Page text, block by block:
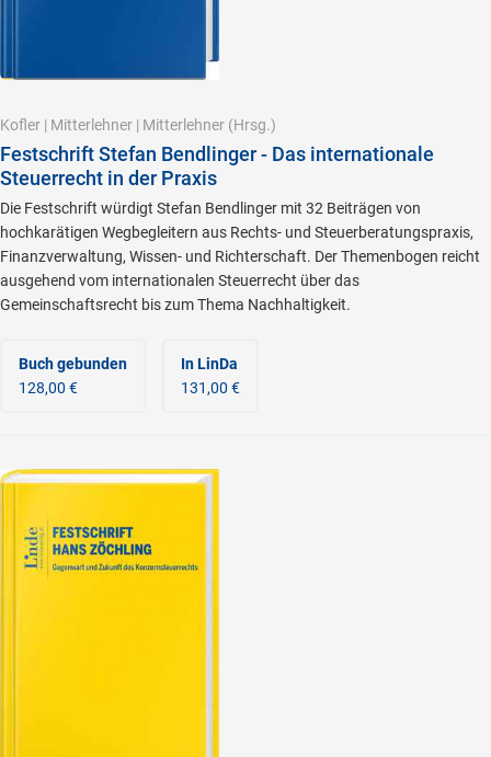
Kofler | Mitterlehner | Mitterlehner (Hrsg.)
Festschrift Stefan Bendlinger - Das internationale
Steuerrecht in der Praxis
Die Festschrift würdigt Stefan Bendlinger mit 32 Beiträgen von
hochkarätigen Wegbegleitern aus Rechts- und Steuerberatungspraxis,
Finanzverwaltung, Wissen- und Richterschaft. Der Themenbogen reicht
ausgehend vom internationalen Steuerrecht über das
Gemeinschaftsrecht bis zum Thema Nachhaltigkeit.
Buch gebunden
128,00 €
In LinDa
131,00 €